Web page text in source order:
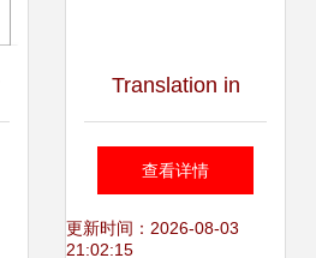
Translation in
Design Services
查看详情
更新时间：2026-08-03
21:02:15